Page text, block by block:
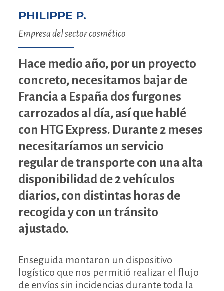
PHILIPPE P.
Empresa del sector cosmético
Hace medio año, por un proyecto
concreto, necesitamos bajar de
Francia a España dos furgones
carrozados al día, así que hablé
con HTG Express. Durante 2 meses
necesitaríamos un servicio
regular de transporte con una alta
disponibilidad de 2 vehículos
diarios, con distintas horas de
recogida y con un tránsito
ajustado.
Enseguida montaron un dispositivo
logístico que nos permitió realizar el flujo
de envíos sin incidencias durante toda la